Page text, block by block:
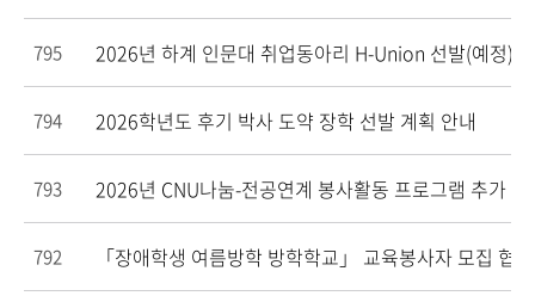
795 2026년 하계 인문대 취업동아리 H-Union 선발(예정)
794 2026학년도 후기 박사 도약 장학 선발 계획 안내
793 2026년 CNU나눔-전공연계 봉사활동 프로그램 추가 모
792 「장애학생 여름방학 방학학교」 교육봉사자 모집 협